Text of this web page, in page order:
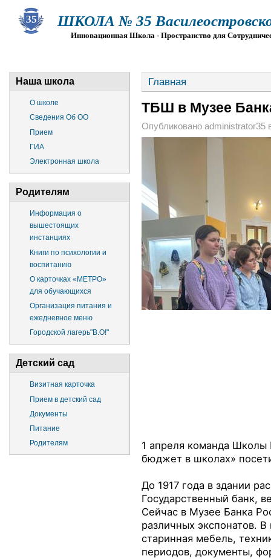
ШКОЛА № 35
Инновационная Школа - Пространство для
Наша школа
О школе
Сведения Об ОО
Прием
ГИА
Электронная школа
Родителям
Информация о
вышестоящих
инстанциях
Книги по психологии и
воспитанию
О карточках «МЕТРО»
для обучающихся
Организация питания и
ежедневное меню
Городской лагерь"В.О!"
Детский сад
Визитная карточка
Прием в детский сад
Документы
Питание
Родителям
Главная
ТБШ в Музее
Опубликовано administrator35
1 апреля команда Школы
бюджет в школах»
До 1917 года в здании
Государственный банк,
Сейчас в Музее Банка
различных экспонатов.
старинная мебель,
периодов, документы,